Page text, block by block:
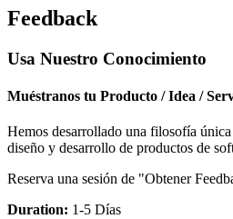
Feedback
Usa Nuestro Conocimiento
Muéstranos tu Producto / Idea /
Hemos desarrollado una filosofía
diseño y desarrollo de productos de
Reserva una sesión de "Obtener
Duration: 1-5 Días